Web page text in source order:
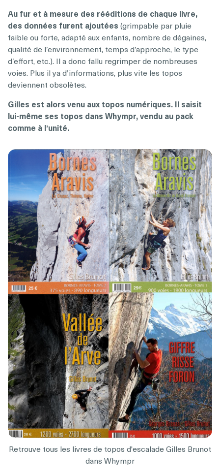
Au fur et à mesure des rééditions de chaque livre,
des données furent ajoutées (grimpable par pluie
faible ou forte, adapté aux enfants, nombre de dégaines,
qualité de l’environnement, temps d’approche, le type
d’effort, etc.). Il a donc fallu regrimper de nombreuses
voies. Plus il ya d’informations, plus vite les topos
deviennent obsolètes.
Gilles est alors venu aux topos numériques. Il saisit
lui-même ses topos dans Whympr, vendu au pack
comme à l’unité.
Retrouve tous les livres de topos d'escalade Gilles Brunot
dans Whympr